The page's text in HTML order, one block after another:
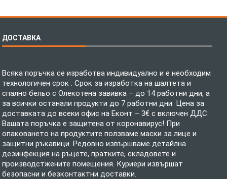
ДОСТАВКА
Всяка поръчка се изработва индивидуално и е необходим
технологичен срок . Срок за изработка на шалтета и
спално бельо с Олекотена завивка – до 14 работни дни, а
за всички останали продукти до 7 работни дни. Цена за
доставката до всеки офис на Еконт – 3€ с включен ДДС.
Вашата поръчка е защитена от коронавирус! При
опаковането на продуктите ползваме маски за лице и
защитни ръкавици. Редовно извършваме детайлна
дезинфекция на ръцете, пратките, складовете и
производстжените помещения. Куриери извършат
безопасни и безконтактни доставки.